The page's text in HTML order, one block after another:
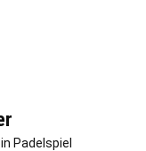
Padelspiel